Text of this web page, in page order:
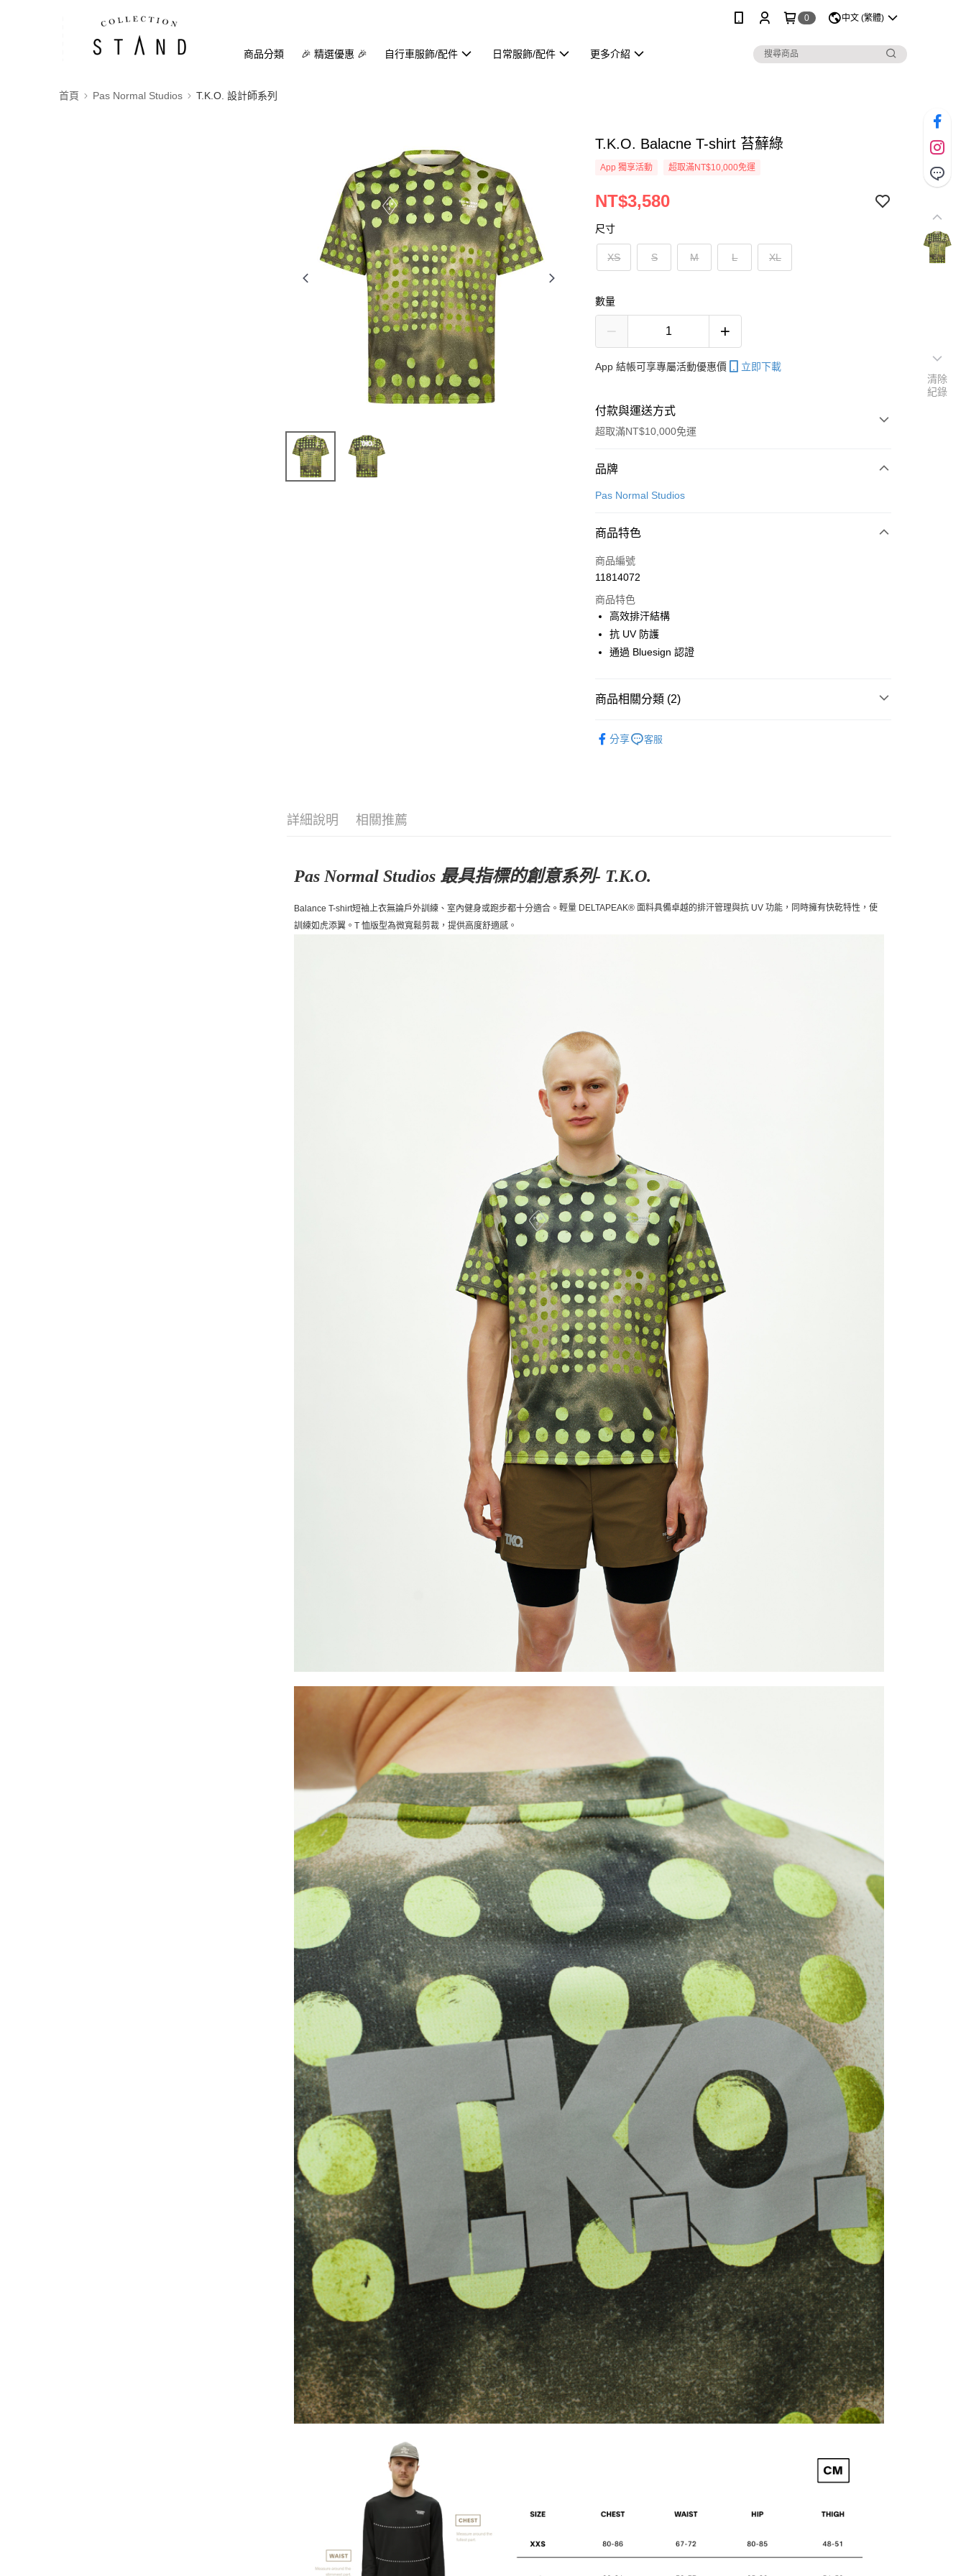
0 中文 (繁體)
商品分類 🎉 精選優惠 🎉 自行車服飾/配件 日常服飾/配件 更多介紹
首頁 Pas Normal Studios T.K.O. 設計師系列
T.K.O. Balacne T-shirt 苔蘚綠
App 獨享活動 超取滿NT$10,000免運
NT$3,580
尺寸
XS S M L XL
數量
App 結帳可享專屬活動優惠價 立即下載
付款與運送方式
超取滿NT$10,000免運
付款方式
信用卡一次付款
Apple Pay
Google Pay
運送方式
每筆NT$80，滿NT$10,000(含以上)免運費
每筆NT$80，滿NT$10,000(含以上)免運費
每筆NT$130，滿NT$10,000(含以上)免運費
品牌
Pas Normal Studios
商品特色
商品編號
11814072
商品特色
高效排汗結構
抗 UV 防護
通過 Bluesign 認證
商品相關分類 (2)
分享 客服
詳細說明 相關推薦
Pas Normal Studios 最具指標的創意系列- T.K.O.
Balance T-shirt短袖上衣無論戶外訓練、室內健身或跑步都十分適合。輕量 DELTAPEAK® 面料具備卓越的排汗管理與抗 UV 功能，同時擁有快乾特性，使
訓練如虎添翼 。T 恤版型為微寬鬆剪裁，提供高度舒適感。
清除
紀錄